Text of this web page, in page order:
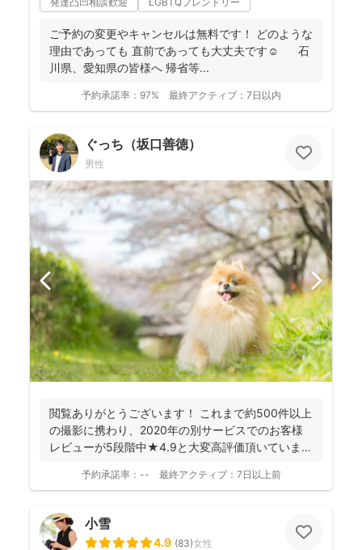
ご予約の変更やキャンセルは無料です！ どのような
理由であっても 直前であっても大丈夫です☺️ 石
川県、愛知県の皆様へ 帰省等...
予約承諾率： 97% 最終アクティブ： 7日以内
ぐっち（坂口善徳）
男性
閲覧ありがとうございます！ これまで約500件以上
の撮影に携わり、2020年の別サービスでのお客様
レビューが5段階中★4.9と大変高評価頂いていま
予約承諾率： -- 最終アクティブ： 7日以上前
小雪
4.9 (83)女性